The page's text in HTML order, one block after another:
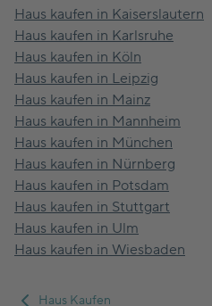
Haus kaufen in Kaiserslautern
Haus kaufen in Karlsruhe
Haus kaufen in Köln
Haus kaufen in Leipzig
Haus kaufen in Mainz
Haus kaufen in Mannheim
Haus kaufen in München
Haus kaufen in Nürnberg
Haus kaufen in Potsdam
Haus kaufen in Stuttgart
Haus kaufen in Ulm
Haus kaufen in Wiesbaden
Haus Kaufen